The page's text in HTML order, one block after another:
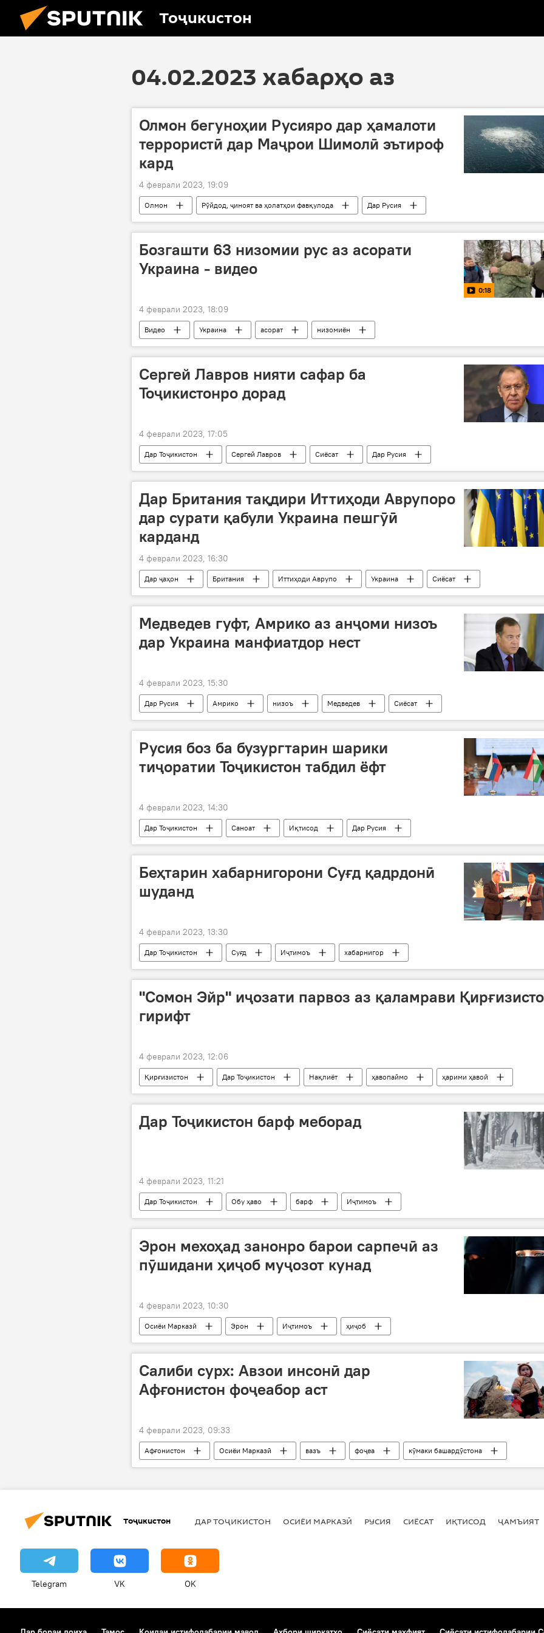
Тоҷикистон
04.02.2023 хабарҳо аз
Олмон бегуноҳии Русияро дар ҳамалоти
террористӣ дар Маҷрои Шимолӣ эътироф
кард
4 феврали 2023, 19:09
Олмон Рӯйдод, ҷиноят ва ҳолатҳои фавқулода Дар Русия
Бозгашти 63 низомии рус аз асорати
Украина - видео
0:18
4 феврали 2023, 18:09
Видео Украина асорат
низомиён
Амалиёти вижаи Русия барои ҳимояи Донбасс: охирин хабарҳо
Сергей Лавров нияти сафар ба
Тоҷикистонро дорад
4 феврали 2023, 17:05
Дар Тоҷикистон Сергей Лавров Сиёсат Дар Русия
Дар Британия тақдири Иттиҳоди Аврупоро
дар сурати қабули Украина пешгӯӣ
карданд
4 феврали 2023, 16:30
Дар ҷаҳон Британия Иттиҳоди Аврупо Украина Сиёсат
Медведев гуфт, Амрико аз анҷоми низоъ
дар Украина манфиатдор нест
4 феврали 2023, 15:30
Дар Русия Амрико низоъ Медведев
Сиёсат
Амалиёти вижаи Русия барои ҳимояи Донбасс: охирин хабарҳо
Русия боз ба бузургтарин шарики
тиҷоратии Тоҷикистон табдил ёфт
4 феврали 2023, 14:30
Дар Тоҷикистон Саноат Иқтисод Дар Русия
Беҳтарин хабарнигорони Суғд қадрдонӣ
шуданд
4 феврали 2023, 13:30
Дар Тоҷикистон Суғд Иҷтимоъ хабарнигор
"Сомон Эйр" иҷозати парвоз аз қаламрави
гирифт
4 феврали 2023, 12:06
Қирғизистон Дар Тоҷикистон Нақлиёт ҳавопаймо
ҳарими ҳавоӣ
"Сомон Эйр"
Дар Тоҷикистон барф меборад
4 феврали 2023, 11:21
Дар Тоҷикистон Обу ҳаво барф Иҷтимоъ
Эрон мехоҳад занонро барои сарпечӣ аз
пӯшидани ҳиҷоб муҷозот кунад
4 феврали 2023, 10:30
Осиёи Марказӣ Эрон Иҷтимоъ ҳиҷоб
Салиби cурх: Авзои инсонӣ дар
Афғонистон фоҷеабор аст
4 феврали 2023, 09:33
Афғонистон Осиёи Марказӣ вазъ фоҷеа кӯмаки башардӯстона
Тоҷикистон ДАР ТОҶИКИСТОН ОСИЁИ МАРКАЗӢ РУСИЯ СИЁСАТ ИҚТИСОД ҶАМЪИЯТ
Telegram VK OK